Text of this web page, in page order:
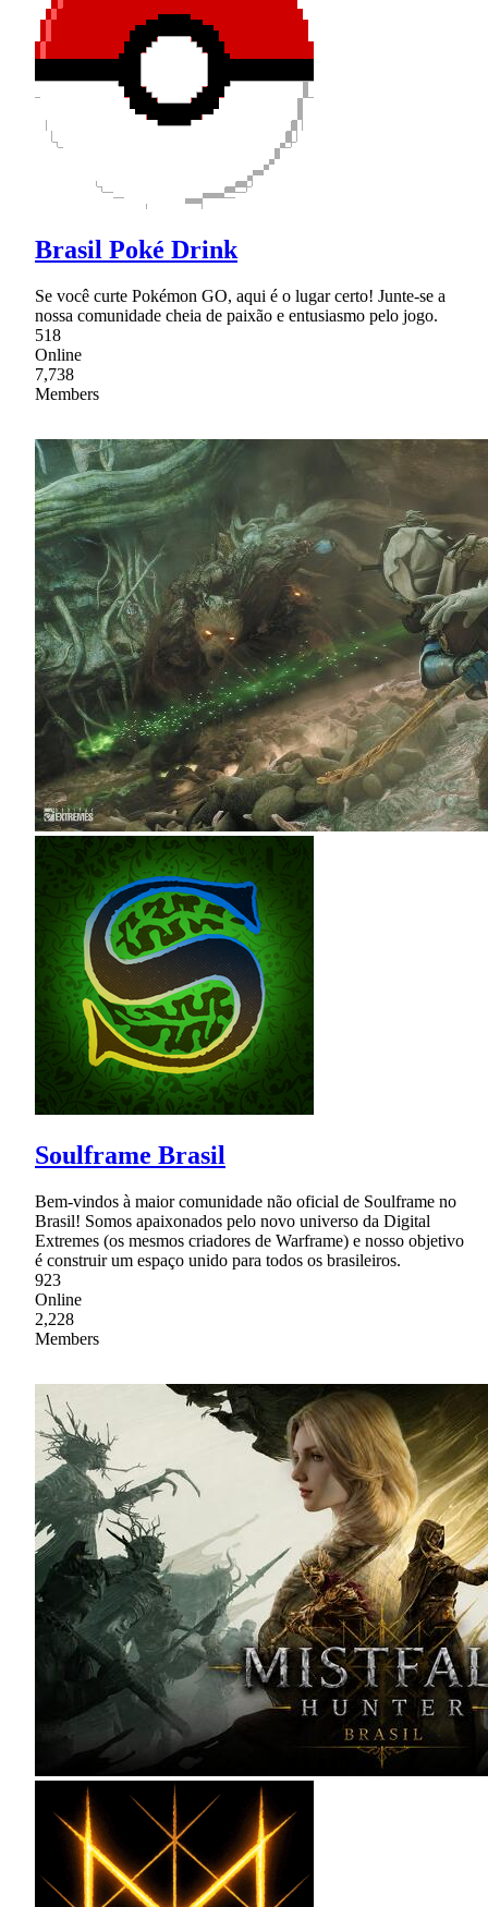
Brasil Poké Drink
Se você curte Pokémon GO, aqui é o lugar certo! Junte-se a
nossa comunidade cheia de paixão e entusiasmo pelo jogo.
518
Online
7,738
Members
Soulframe Brasil
Bem-vindos à maior comunidade não oficial de Soulframe no
Brasil! Somos apaixonados pelo novo universo da Digital
Extremes (os mesmos criadores de Warframe) e nosso objetivo
é construir um espaço unido para todos os brasileiros.
923
Online
2,228
Members